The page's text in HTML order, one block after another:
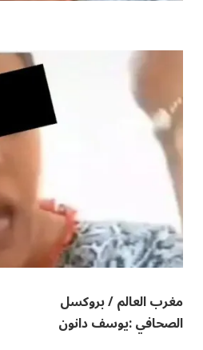
مغرب العالم / بروكسل
الصحافي :يوسف دانون